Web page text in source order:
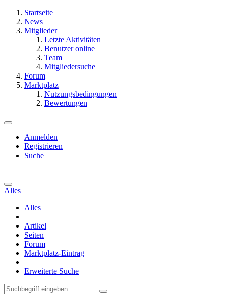
Startseite
News
Mitglieder
Letzte Aktivitäten
Benutzer online
Team
Mitgliedersuche
Forum
Marktplatz
Nutzungsbedingungen
Bewertungen
Anmelden
Registrieren
Suche
Alles
Alles
Artikel
Seiten
Forum
Marktplatz-Eintrag
Erweiterte Suche